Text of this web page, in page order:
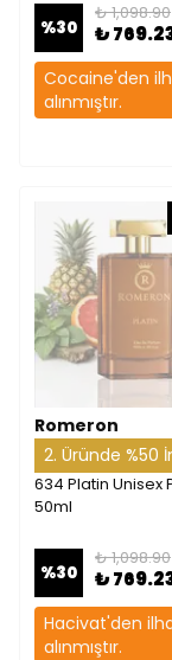
%30
₺ 1,098.90
₺
Cocaine'den
alınmıştır.
Romeron
2. Üründe %50
634 Platin Unisex
50ml
%30
₺ 1,098.90
₺
Hacivat'den
alınmıştır.